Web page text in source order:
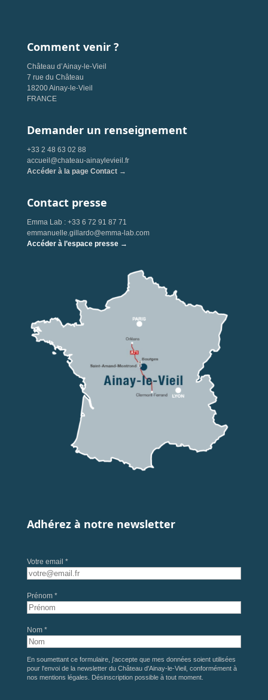
Comment venir ?
Château d’Ainay-le-Vieil
7 rue du Château
18200 Ainay-le-Vieil
FRANCE
Demander un renseignement
+33 2 48 63 02 88
accueil@chateau-ainaylevieil.fr
Accéder à la page Contact →
Contact presse
Emma Lab : +33 6 72 91 87 71
emmanuelle.gillardo@emma-lab.com
Accéder à l’espace presse →
Adhérez à notre newsletter
Votre email *
Prénom *
Nom *
En soumettant ce formulaire, j'accepte que mes données soient utilisées
pour l'envoi de la newsletter du Château d'Ainay-le-Vieil, conformément à
nos mentions légales . Désinscription possible à tout moment.